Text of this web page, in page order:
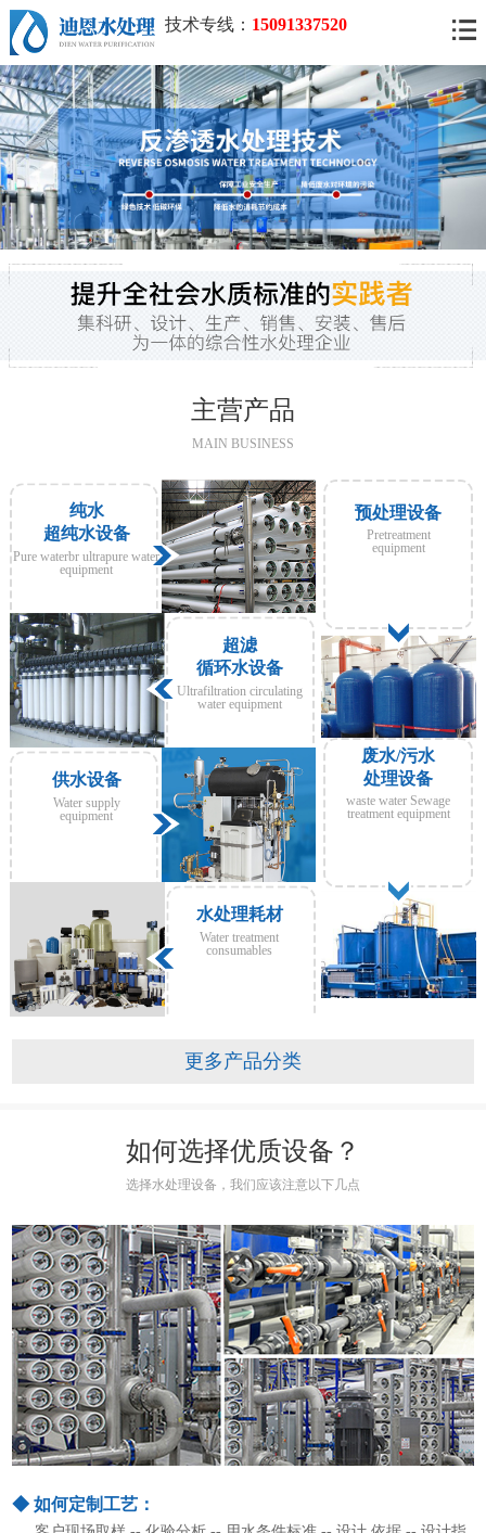
技术专线： 15091337520
主营产品
MAIN BUSINESS
纯水
超纯水设备
Pure waterbr ultrapure water
equipment
超滤
循环水设备
Ultrafiltration circulating
water equipment
供水设备
Water supply
equipment
水处理耗材
Water treatment
consumables
预处理设备
Pretreatment
equipment
废水/污水
处理设备
waste water Sewage
treatment equipment
更多产品分类
如何选择优质设备？
选择水处理设备，我们应该注意以下几点
◆ 如何定制工艺：